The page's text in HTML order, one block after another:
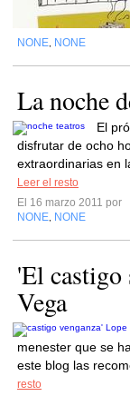
NONE NONE
La noche
El
disfrutar de ocho
extraordinarias en
Leer el resto
El 16 marzo 2011 por
NONE NONE
'El castigo
Vega
menester que se
este blog las
resto